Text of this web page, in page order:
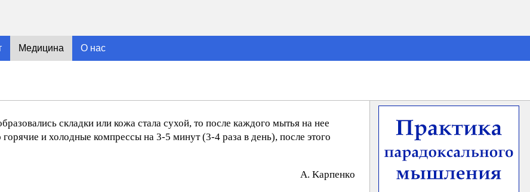
Медицина О нас
складки или кожа стала сухой, то после каждого мытья на нее
и холодные компрессы на 3-5 минут (3-4 раза в день), после этого
A. Kapпeнкo